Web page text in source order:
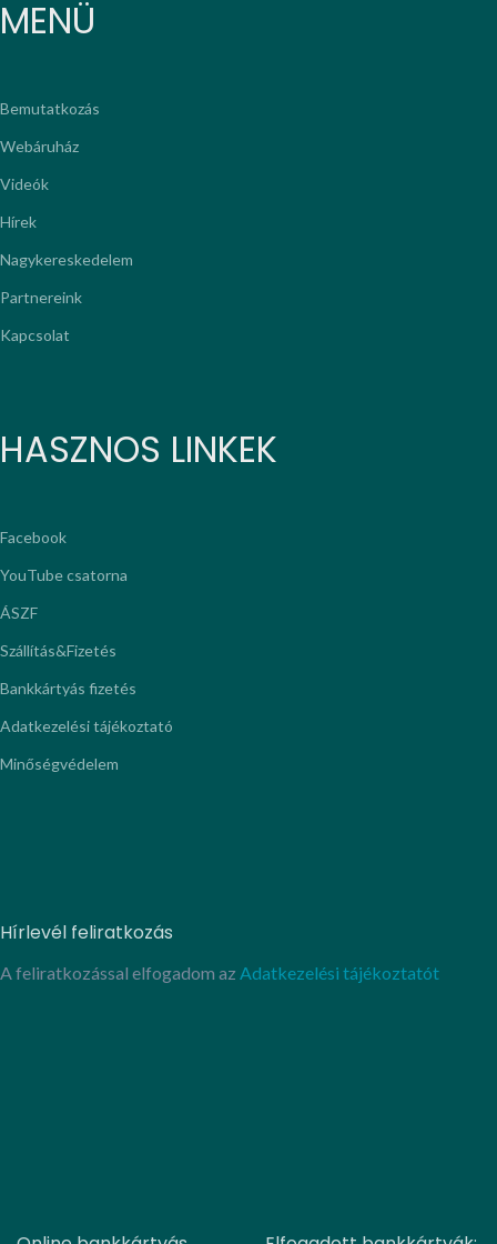
MENÜ
Bemutatkozás
Webáruház
Videók
Hírek
Nagykereskedelem
Partnereink
Kapcsolat
HASZNOS LINKEK
Facebook
YouTube csatorna
ÁSZF
Szállítás&Fizetés
Bankkártyás fizetés
Adatkezelési tájékoztató
Minőségvédelem
Hírlevél feliratkozás
A feliratkozással elfogadom az Adatkezelési tájékoztatót